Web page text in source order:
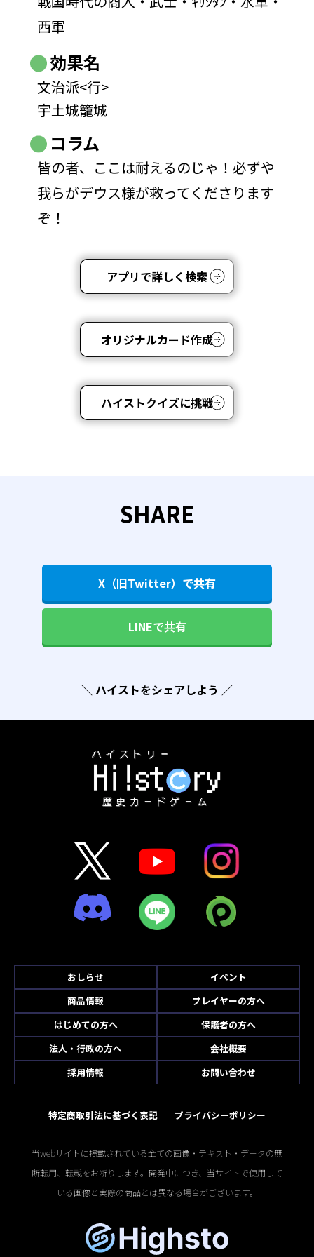
西軍
効果名
文治派<行>
宇土城籠城
コラム
皆の者、ここは耐えるのじゃ！必ずや
我らがデウス様が救ってくださります
ぞ！
アプリで詳しく検索
オリジナルカード作成
ハイストクイズに挑戦
SHARE
X（旧Twitter）で共有
LINEで共有
＼ ハイストをシェアしよう ／
おしらせ
イベント
商品情報
プレイヤーの方へ
はじめての方へ
保護者の方へ
法人・行政の方へ
会社概要
採用情報
お問い合わせ
特定商取引法に基づく表記 プライバシーポリシー
当webサイトに掲載されている全ての画像・テキスト・データの無
断転用、転載をお断りします。開発中につき、当サイトで使用して
いる画像と実際の商品とは異なる場合がございます。